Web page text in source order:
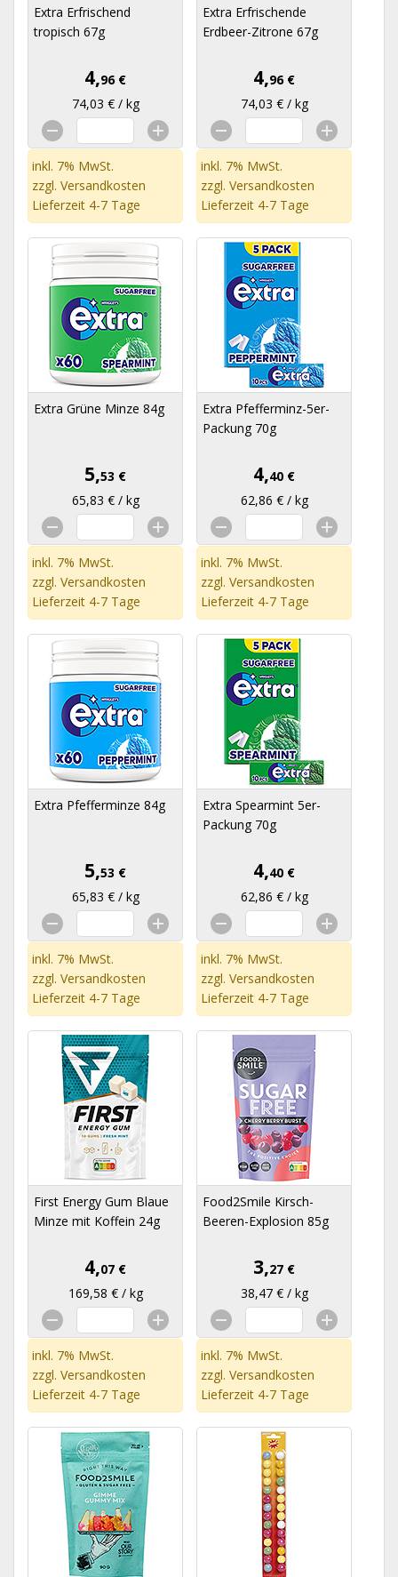
Extra Erfrischend
tropisch 67g
4,96 €
74,03 € / kg
inkl. 7% MwSt.
zzgl. Versandkosten
Lieferzeit 4-7 Tage
Extra Erfrischende
Erdbeer-Zitrone 67g
4,96 €
74,03 € / kg
inkl. 7% MwSt.
zzgl. Versandkosten
Lieferzeit 4-7 Tage
Extra Grüne Minze 84g
5,53 €
65,83 € / kg
inkl. 7% MwSt.
zzgl. Versandkosten
Lieferzeit 4-7 Tage
Extra Pfefferminz-5er-
Packung 70g
4,40 €
62,86 € / kg
inkl. 7% MwSt.
zzgl. Versandkosten
Lieferzeit 4-7 Tage
Extra Pfefferminze 84g
5,53 €
65,83 € / kg
inkl. 7% MwSt.
zzgl. Versandkosten
Lieferzeit 4-7 Tage
Extra Spearmint 5er-
Packung 70g
4,40 €
62,86 € / kg
inkl. 7% MwSt.
zzgl. Versandkosten
Lieferzeit 4-7 Tage
First Energy Gum Blaue
Minze mit Koffein 24g
4,07 €
169,58 € / kg
inkl. 7% MwSt.
zzgl. Versandkosten
Lieferzeit 4-7 Tage
Food2Smile Kirsch-
Beeren-Explosion 85g
3,27 €
38,47 € / kg
inkl. 7% MwSt.
zzgl. Versandkosten
Lieferzeit 4-7 Tage